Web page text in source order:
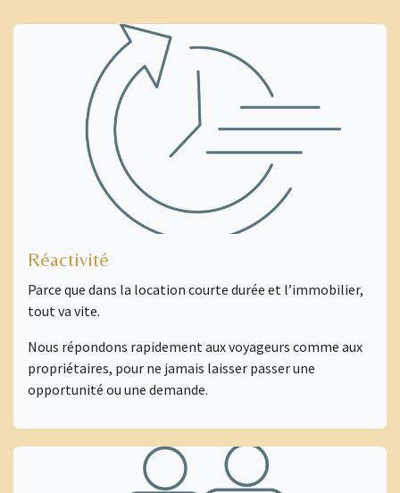
Réactivité
Parce que dans la location courte durée et l’immobilier,
tout va vite.
Nous répondons rapidement aux voyageurs comme aux
propriétaires, pour ne jamais laisser passer une
opportunité ou une demande.